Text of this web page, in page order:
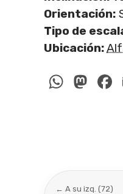
Orientación:
Tipo de
Ubicación:
← A su izq. (72)